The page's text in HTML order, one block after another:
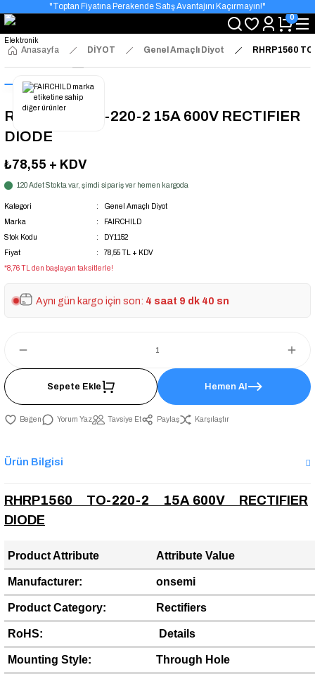
"Toptan Fiyatına Perakende Satış Avantajını Kaçırmayın!"
"Üyelere Özel: Stok Önceliği ve Proje Fiyatları."
0
Anasayfa DİYOT Genel Amaçlı Diyot RHRP1560
RHRP1560 TO-220-2 15A 600V RECTIFIER
DIODE
₺78,55 + KDV
120 Adet Stokta var, şimdi sipariş ver hemen kargoda
Kategori
Genel Amaçlı Diyot
Marka
FAIRCHILD
Stok Kodu
DY1152
Fiyat
78,55 TL + KDV
*8,76 TL den başlayan taksitlerle!
Aynı gün kargo için son: 4 saat 9 dk 40 sn
Sepete Ekle Hemen Al
Yorum Yaz Tavsiye Et Paylaş Karşılaştır
Ürün Bilgisi
RHRP1560 TO-220-2 15A 600V RECTIFIER
DIODE
Product Attribute Attribute Value
Manufacturer: onsemi
Product Category: Rectifiers
RoHS: Details
Mounting Style: Through Hole